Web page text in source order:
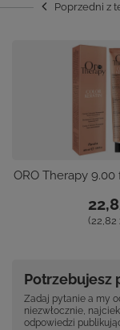
Poprzedni z
ORO Therapy
(22,82
Potrzebujesz
Zadaj pytanie a my
niezwłocznie,
odpowiedzi